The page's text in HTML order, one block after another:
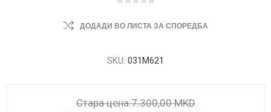
ДОДАДИ ВО ЛИСТА ЗА СПОРЕДБА
SKU: 031M621
Стара цена:7.300,00 MKD